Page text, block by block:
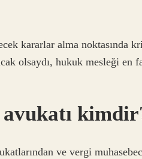
kararlar alma noktasında
olsaydı, hukuk mesleği en
ve vergi